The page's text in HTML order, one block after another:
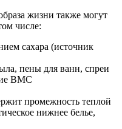
жизни также могут
числе:
сахара (источник
пены для ванн, спреи
ВМС
промежность теплой
нижнее белье,